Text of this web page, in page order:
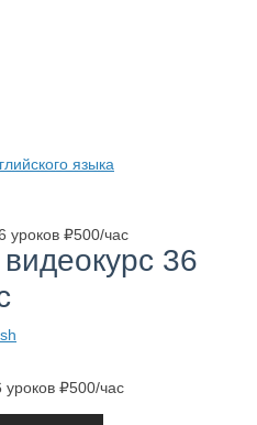
языка
уроков ₽500/час
36